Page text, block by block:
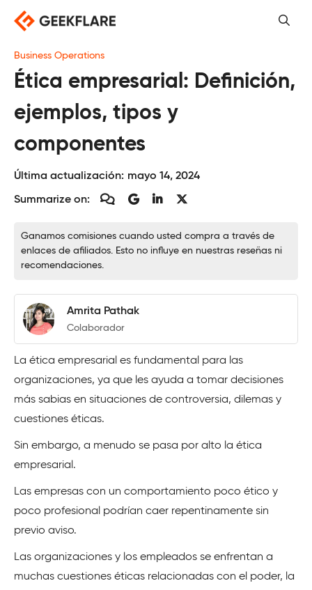
Saltar
contenido
Business Operations
Ética empresarial: Definición,
ejemplos, tipos y
componentes
Última actualización: mayo 14, 2024
Summarize on:
Ganamos comisiones cuando usted compra a través de
enlaces de afiliados. Esto no influye en nuestras reseñas ni
recomendaciones.
Amrita Pathak
Colaborador
La ética empresarial es fundamental para las
organizaciones, ya que les ayuda a tomar decisiones
más sabias en situaciones de controversia, dilemas y
cuestiones éticas.
Sin embargo, a menudo se pasa por alto la ética
empresarial.
Las empresas con un comportamiento poco ético y
poco profesional podrían caer repentinamente sin
previo aviso.
Las organizaciones y los empleados se enfrentan a
muchas cuestiones éticas relacionadas con el poder, la